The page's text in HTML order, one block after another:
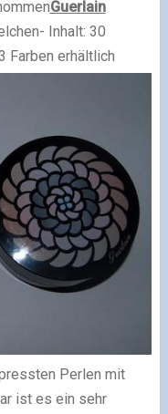
Guerlain
- Inhalt: 30
Farben erhältlich
Perlen mit
ist es ein sehr